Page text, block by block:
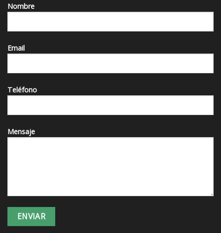
Nombre
Email
Teléfono
Mensaje